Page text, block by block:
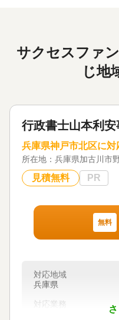
サクセスファ
じ地
行政書士山本利安
兵庫県神戸市北区に対
所在地： 兵庫県加古川市
見積無料 PR
無料
対応地域
兵庫県
対応業務
相続手続き / 銀行手続